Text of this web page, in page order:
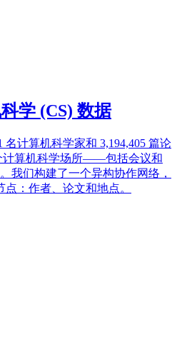
学 (CS) 数据
名计算机科学家和 3,194,405 篇论
计算机科学场所——包括会议和
我们构建了一个异构协作网络，
：作者、论文和地点。